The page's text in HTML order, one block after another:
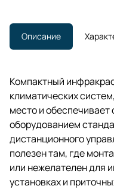
Описание
Компактный
климатических
место и
оборудованием
дистанционного
полезен там, где
или нежелателен для
установках и